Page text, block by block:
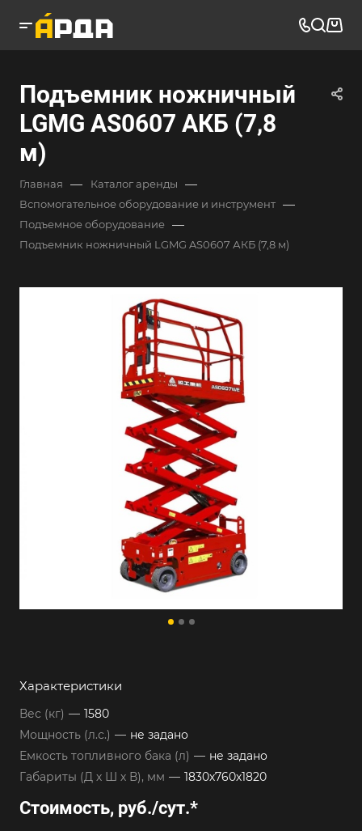
Подъемник ножничный
LGMG AS0607 АКБ (7,8
м)
Главная — Каталог аренды —
Вспомогательное оборудование и инструмент —
Подъемное оборудование —
Подъемник ножничный LGMG AS0607 АКБ (7,8 м)
Характеристики
Вес (кг) — 1580
Мощность (л.с.) — не задано
Емкость топливного бака (л) — не задано
Габариты (Д х Ш х В), мм — 1830х760х1820
Стоимость, руб./сут.*